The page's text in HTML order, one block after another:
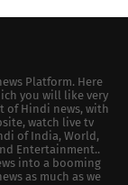
Platform. Here
you will like very
of Hindi news, with
watch live tv
of India, World,
Entertainment..
into a booming
as much as we